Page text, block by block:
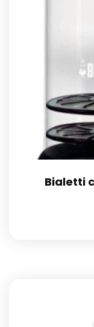
Bialetti